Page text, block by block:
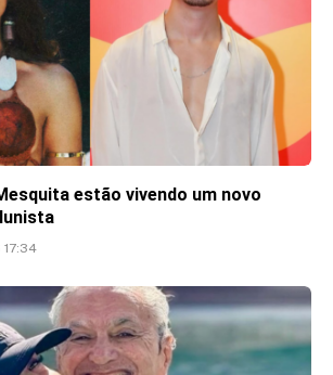
estão vivendo um novo